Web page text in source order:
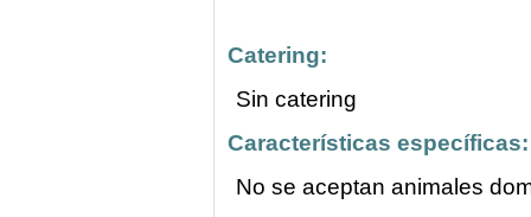
Catering:
Sin catering
Características específicas:
No se aceptan animales